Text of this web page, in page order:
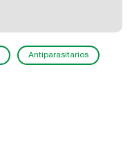
Antiparasitarios